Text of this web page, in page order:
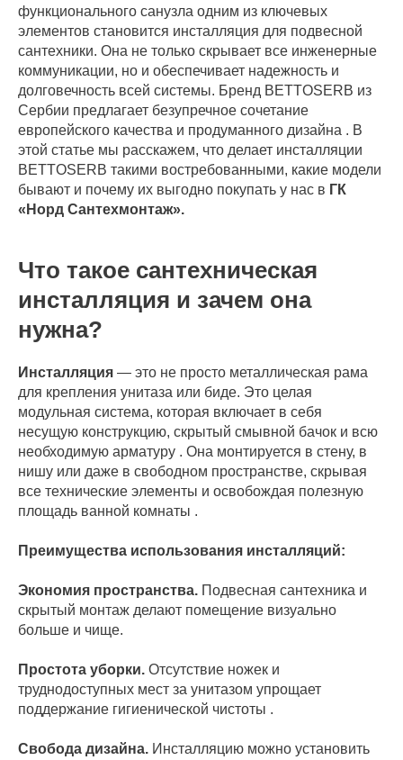
функционального санузла одним из ключевых
элементов становится инсталляция для подвесной
сантехники. Она не только скрывает все инженерные
коммуникации, но и обеспечивает надежность и
долговечность всей системы. Бренд BETTOSERB из
Сербии предлагает безупречное сочетание
европейского качества и продуманного дизайна . В
этой статье мы расскажем, что делает инсталляции
BETTOSERB такими востребованными, какие модели
бывают и почему их выгодно покупать у нас в ГК
«Норд Сантехмонтаж».
Что такое сантехническая
инсталляция и зачем она
нужна?
Инсталляция — это не просто металлическая рама
для крепления унитаза или биде. Это целая
модульная система, которая включает в себя
несущую конструкцию, скрытый смывной бачок и всю
необходимую арматуру . Она монтируется в стену, в
нишу или даже в свободном пространстве, скрывая
все технические элементы и освобождая полезную
площадь ванной комнаты .
Преимущества использования инсталляций:
Экономия пространства. Подвесная сантехника и
скрытый монтаж делают помещение визуально
больше и чище.
Простота уборки. Отсутствие ножек и
труднодоступных мест за унитазом упрощает
поддержание гигиенической чистоты .
Свобода дизайна. Инсталляцию можно установить